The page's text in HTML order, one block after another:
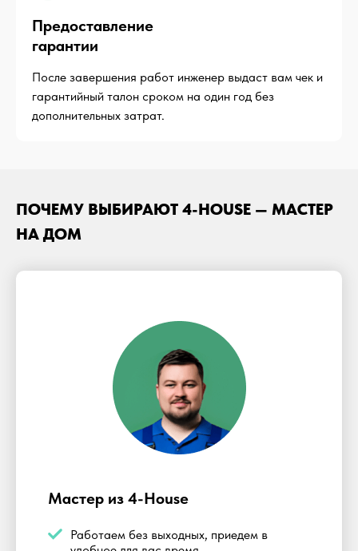
Предоставление
гарантии
После завершения работ инженер выдаст вам чек и
гарантийный талон сроком на один год без
дополнительных затрат.
ПОЧЕМУ ВЫБИРАЮТ 4-HOUSE — МАСТЕР
НА ДОМ
Мастер из 4-House
Работаем без выходных, приедем в